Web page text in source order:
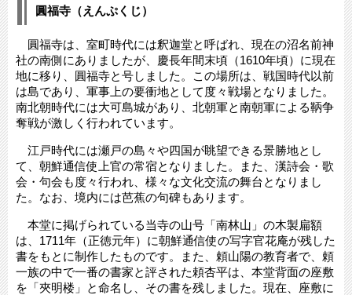
圓福寺（えんぷくじ）
圓福寺は、室町時代には釈迦堂と呼ばれ、現在の沼名前神
社の南側にありましたが、慶長年間末頃（1610年頃）に現在
地に移り、圓福寺と号しました。この場所は、戦国時代以前
は島であり、軍事上の要衝地として度々戦場となりました。
南北朝時代には大可島城があり、北朝軍と南朝軍による鞆争
奪戦が激しく行われています。
江戸時代には瀬戸の島々や四国が眺望できる景勝地とし
て、朝鮮通信使上官の常宿となりました。また、漢詩会・歌
会・句会も度々行われ、様々な文化交流の舞台となりまし
た。なお、境内には芭蕉の句碑もあります。
本堂に掲げられている当寺の山号「南林山」の木製扁額
は、1711年（正徳元年）に朝鮮通信使の写字官花庵が残した
書をもとに制作したものです。また、頼山陽の教育者で、頼
一族の中で一番の書家と評された頼杏平は、本堂背面の座敷
を「夾明楼」と命名し、その書を残しました。現在、座敷に